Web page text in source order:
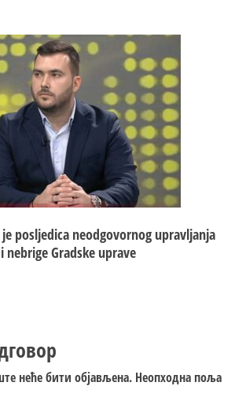
posljedica neodgovornog upravljanja
nebrige Gradske uprave
неће бити објављена. Неопходна поља